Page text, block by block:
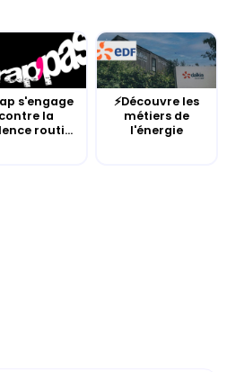
s'engage
contre la
routi...
⚡Découvre les
métiers de
l'énergie